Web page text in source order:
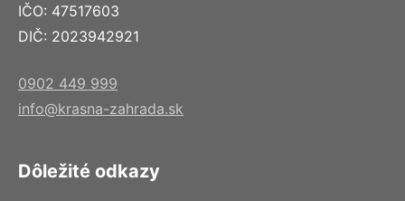
IČO: 47517603
DIČ: 2023942921
0902 449 999
info@krasna-zahrada.sk
Dôležité odkazy